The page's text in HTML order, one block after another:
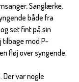
Sanglærke,
både fra
set fint på sin
tilbage mod P-
fløj over syngende.
var nogle